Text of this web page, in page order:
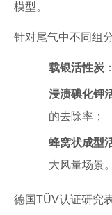
模型。
针对尾气中不同组
载银活性炭
浸渍碘化钾
的去除率；
蜂窝状成型
大风量场景。
德国TÜV认证研究